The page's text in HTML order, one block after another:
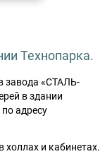
Технопарка.
завода «СТАЛЬ-
в здании
адресу
холлах и кабинетах.